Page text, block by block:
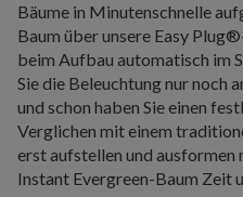
Bäume in Minutenschnelle
Baum über unsere Easy
beim Aufbau automatisch im
Sie die Beleuchtung nur noch
und schon haben Sie einen
Verglichen mit einem
erst aufstellen und ausformen
Instant Evergreen-Baum Zeit